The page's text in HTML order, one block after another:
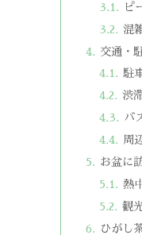
ピ
混
交通・
駐
渋
バ
周
お盆に
熱
観
ひがし